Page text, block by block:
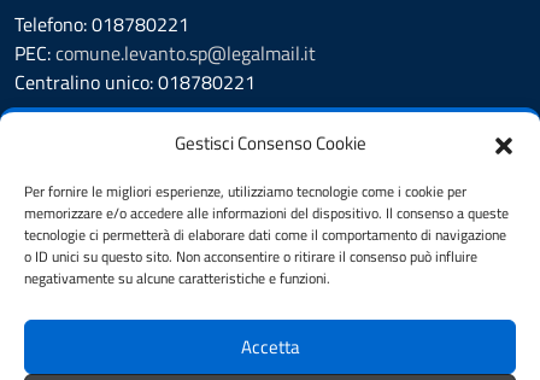
Gestisci Consenso Cookie
Per fornire le migliori esperienze, utilizziamo tecnologie come i cookie per
memorizzare e/o accedere alle informazioni del dispositivo. Il consenso a queste
tecnologie ci permetterà di elaborare dati come il comportamento di navigazione
o ID unici su questo sito. Non acconsentire o ritirare il consenso può influire
negativamente su alcune caratteristiche e funzioni.
Accetta
Telefono: 018780221
PEC:comune.levanto.sp@legalmail.it
Centralino unico: 018780221
Prenotazione appuntamento
Segnalazione disservizio
Whistleblowing
Amministrazione Trasparente
Albo Pretorio
Informativa privacy
Dichiarazione di accessibilità